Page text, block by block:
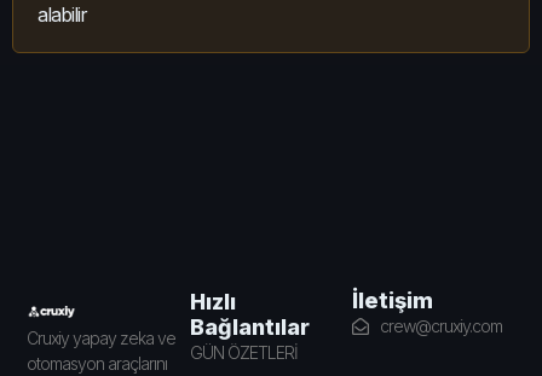
alabilir
Cruxiy yapay zeka ve
otomasyon araçlarını
Hızlı
Bağlantılar
GÜN ÖZETLERİ
İletişim
crew@cruxiy.com